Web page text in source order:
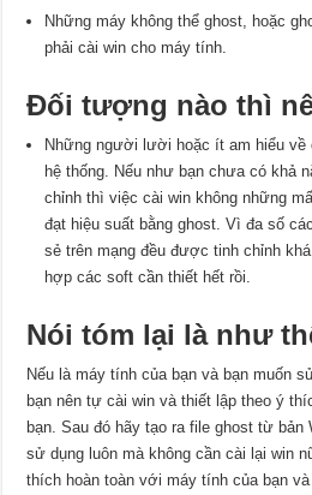
Những máy không thể ghost, hoặc
phải cài win cho máy tính.
Đối tượng nào thì
Những người lười hoặc ít am hiểu về
hệ thống. Nếu như bạn chưa có khả
chỉnh thì việc cài win không những
đạt hiệu suất bằng ghost. Vì đa số
sẻ trên mạng đều được tinh chỉnh
hợp các soft cần thiết hết rồi.
Nói tóm lại là như
Nếu là máy tính của bạn và bạn muốn
bạn nên tự cài win và thiết lập theo ý
bạn. Sau đó hãy tạo ra file ghost từ
sử dụng luôn mà không cần cài lại win
thích hoàn toàn với máy tính của bạn